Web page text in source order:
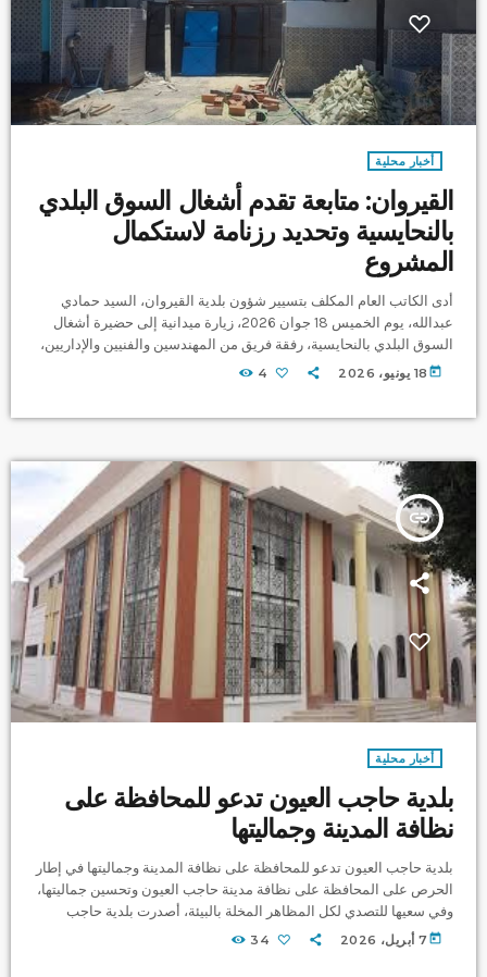
أخبار محلية
القيروان: متابعة تقدم أشغال السوق البلدي
بالنحايسية وتحديد رزنامة لاستكمال
المشروع
أدى الكاتب العام المكلف بتسيير شؤون بلدية القيروان، السيد حمادي
عبدالله، يوم الخميس 18 جوان 2026، زيارة ميدانية إلى حضيرة أشغال
السوق البلدي بالنحايسية، رفقة فريق من المهندسين والفنيين والإداريين،
ضمّ المدير الفني، ورئيس مصلحة البناءات والطرقات، ورئيس مصلحة
today 18 يونيو، 2026 4
insert_link
أخبار محلية
بلدية حاجب العيون تدعو للمحافظة على
نظافة المدينة وجماليتها
بلدية حاجب العيون تدعو للمحافظة على نظافة المدينة وجماليتها في إطار
الحرص على المحافظة على نظافة مدينة حاجب العيون وتحسين جماليتها،
وفي سعيها للتصدي لكل المظاهر المخلة بالبيئة، أصدرت بلدية حاجب
العيون إعلامًا موجّهًا إلى كافة المواطنين، وخاصة المالكين للأراضي
today7 أبريل، 2026 34